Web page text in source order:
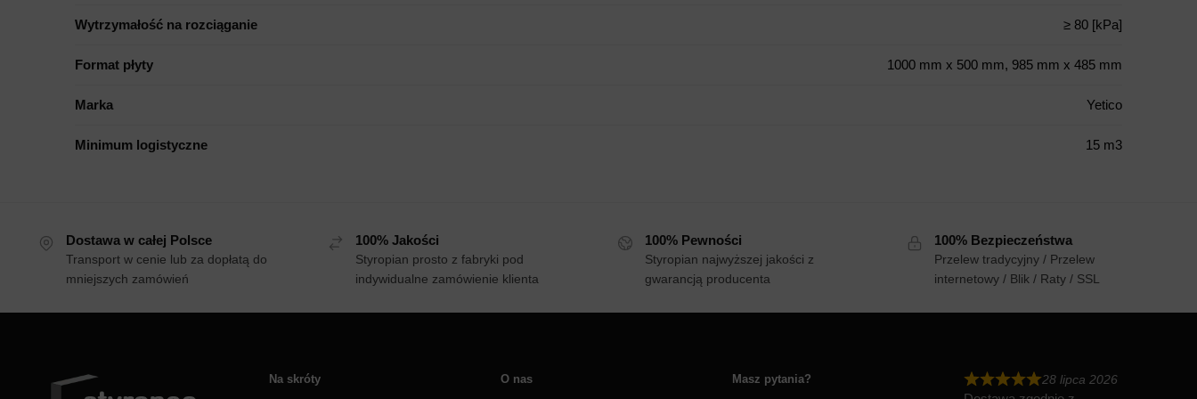
Wytrzymałość na rozciąganie ≥ 80 [kPa]
Format płyty 1000 mm x 500 mm, 985 mm x 485 mm
Marka Yetico
Minimum logistyczne 15 m3
Dostawa w całej Polsce
Transport w cenie lub za dopłatą do
mniejszych zamówień
100% Jakości
Styropian prosto z fabryki pod
indywidualne zamówienie klienta
100% Pewności
Styropian najwyższej jakości z
gwarancją producenta
100% Bezpieczeństwa
Przelew tradycyjny / Przelew
internetowy / Blik / Raty / SSL
Na skróty O nas Masz pytania? 28 lipca 2026